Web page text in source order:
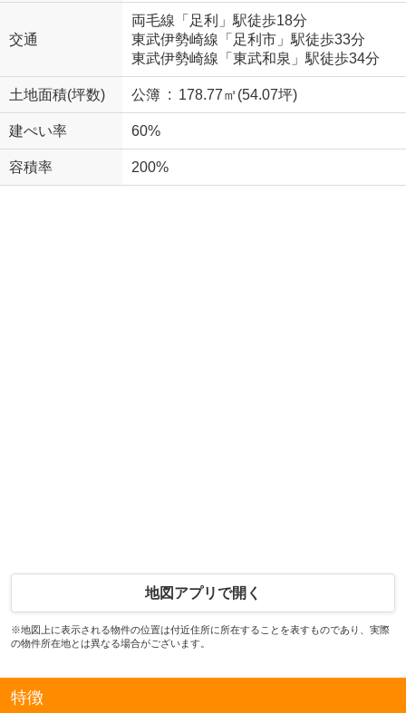
交通
両毛線「足利」駅徒歩18分
東武伊勢崎線「足利市」駅徒歩33分
東武伊勢崎線「東武和泉」駅徒歩34分
土地面積(坪数) 公簿 : 178.77㎡(54.07坪)
建ぺい率 60%
容積率 200%
地図アプリで開く
※地図上に表示される物件の位置は付近住所に所在することを表すものであり、実際
の物件所在地とは異なる場合がございます。
特徴